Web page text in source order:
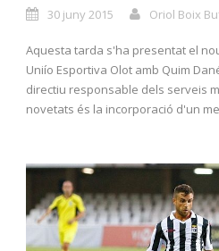
30 juny 2015 Oriol Boix
Aquesta tarda s'ha presentat el
Uniío Esportiva Olot amb Quim
directiu responsable dels serveis
novetats és la incorporació d'un